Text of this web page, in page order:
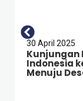
30 April 2025
Kunjungan
Indonesia
Menuju